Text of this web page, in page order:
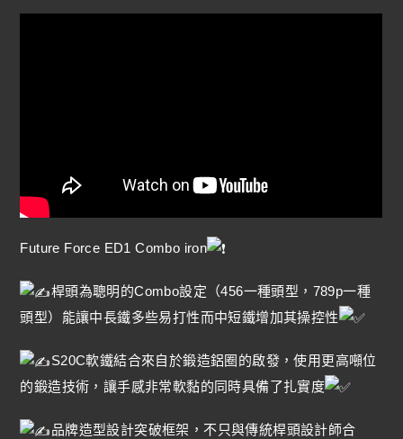
Future Force ED1 Combo iron
桿頭為聰明的Combo設定（456一種頭型，789p一種
頭型）能讓中長鐵多些易打性而中短鐵增加其操控性
S20C軟鐵結合來自於鍛造鋁圈的啟發，使用更高噸位
的鍛造技術，讓手感非常軟黏的同時具備了扎實度
品牌造型設計突破框架，不只與傳統桿頭設計師合